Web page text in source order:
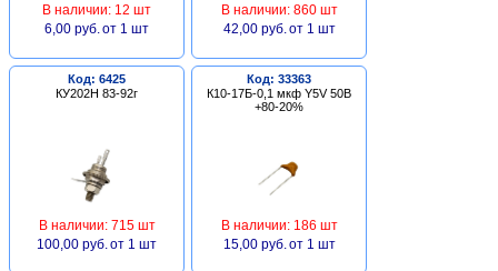
В наличии: 12 шт
6,00 руб. от 1 шт
В наличии: 860 шт
42,00 руб. от 1 шт
Код: 6425
КУ202Н 83-92г
В наличии: 715 шт
100,00 руб. от 1 шт
Код: 33363
К10-17Б-0,1 мкф Y5V 50В
+80-20%
В наличии: 186 шт
15,00 руб. от 1 шт